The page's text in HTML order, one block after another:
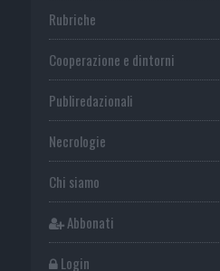
Rubriche
Cooperazione e dintorni
Publiredazionali
Necrologie
Chi siamo
Abbonati
Login